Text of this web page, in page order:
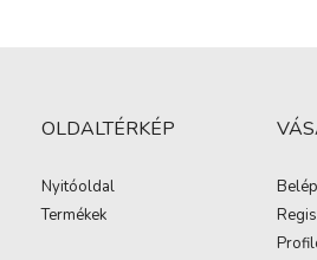
OLDALTÉRKÉP
Nyitóoldal
Termékek